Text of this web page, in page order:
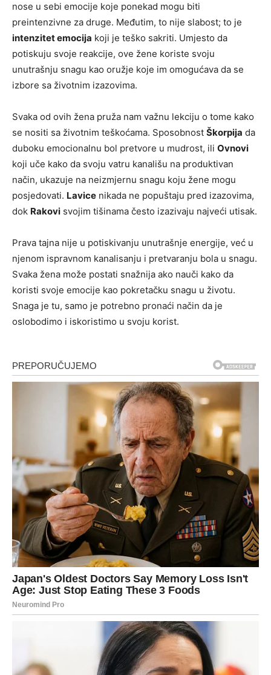
nose u sebi emocije koje ponekad mogu biti
preintenzivne za druge. Međutim, to nije slabost; to je
intenzitet emocija koji je teško sakriti. Umjesto da
potiskuju svoje reakcije, ove žene koriste svoju
unutrašnju snagu kao oružje koje im omogućava da se
izbore sa životnim izazovima.
Svaka od ovih žena pruža nam važnu lekciju o tome kako
se nositi sa životnim teškoćama. Sposobnost Škorpija da
duboku emocionalnu bol pretvore u mudrost, ili Ovnovi
koji uče kako da svoju vatru kanališu na produktivan
način, ukazuje na neizmjernu snagu koju žene mogu
posjedovati. Lavice nikada ne popuštaju pred izazovima,
dok Rakovi svojim tišinama često izazivaju najveći utisak.
Prava tajna nije u potiskivanju unutrašnje energije, već u
njenom ispravnom kanalisanju i pretvaranju bola u snagu.
Svaka žena može postati snažnija ako nauči kako da
koristi svoje emocije kao pokretačku snagu u životu.
Snaga je tu, samo je potrebno pronaći način da je
oslobodimo i iskoristimo u svoju korist.